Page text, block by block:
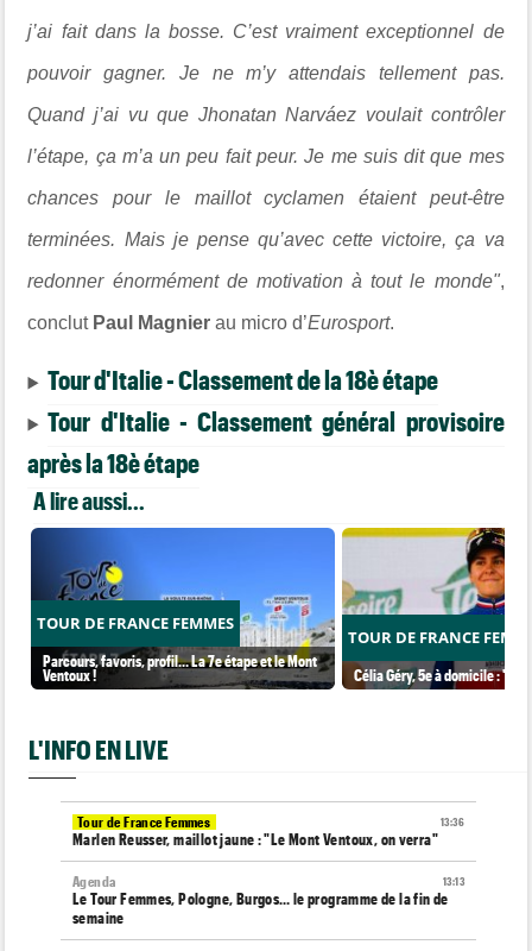
j’ai fait dans la bosse. C’est vraiment exceptionnel de
pouvoir gagner. Je ne m’y attendais tellement pas.
Quand j’ai vu que Jhonatan Narváez voulait contrôler
l’étape, ça m’a un peu fait peur. Je me suis dit que mes
chances pour le maillot cyclamen étaient peut-être
terminées. Mais je pense qu’avec cette victoire, ça va
redonner énormément de motivation à tout le monde",
conclut Paul Magnier au micro d’Eurosport.
Tour d'Italie - Classement de la 18è étape
Tour d'Italie - Classement général provisoire
après la 18è étape
A lire aussi...
TOUR DE FRANCE FEMMES
Parcours, favoris, profil… La 7e étape et le Mont
Ventoux !
TOUR DE FRANCE
Célia Géry, 5e à domicile :
L'INFO EN LIVE
13:36
Tour de France Femmes
Marlen Reusser, maillot jaune : "Le Mont Ventoux, on verra"
13:13
Agenda
Le Tour Femmes, Pologne, Burgos… le programme de la fin de
semaine